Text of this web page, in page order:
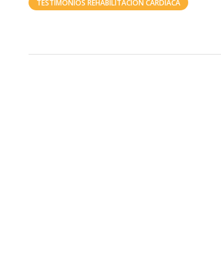
TESTIMONIOS REHABILITACIÓN CARDÍACA